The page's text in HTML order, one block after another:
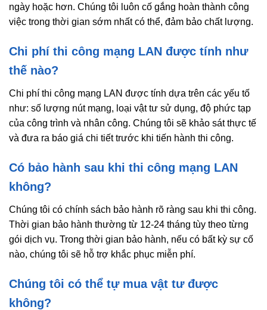
ngày hoặc hơn. Chúng tôi luôn cố gắng hoàn thành công
việc trong thời gian sớm nhất có thể, đảm bảo chất lượng.
Chi phí thi công mạng LAN được tính như
thế nào?
Chi phí thi công mạng LAN được tính dựa trên các yếu tố
như: số lượng nút mạng, loại vật tư sử dụng, độ phức tạp
của công trình và nhân công. Chúng tôi sẽ khảo sát thực tế
và đưa ra báo giá chi tiết trước khi tiến hành thi công.
Có bảo hành sau khi thi công mạng LAN
không?
Chúng tôi có chính sách bảo hành rõ ràng sau khi thi công.
Thời gian bảo hành thường từ 12-24 tháng tùy theo từng
gói dịch vụ. Trong thời gian bảo hành, nếu có bất kỳ sự cố
nào, chúng tôi sẽ hỗ trợ khắc phục miễn phí.
Chúng tôi có thể tự mua vật tư được
không?